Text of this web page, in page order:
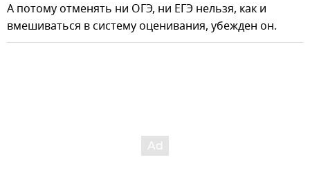
А потому отменять ни ОГЭ, ни ЕГЭ нельзя, как и
вмешиваться в систему оценивания, убежден он.